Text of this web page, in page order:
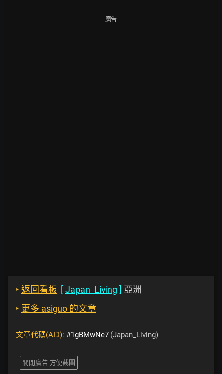
廣告
‣ 返回看板 [Japan_Living ] 亞洲
‣ 更多 asiguo 的文章
文章代碼(AID): #1gBMwNe7 (Japan_Living)
關閉廣告 方便截圖